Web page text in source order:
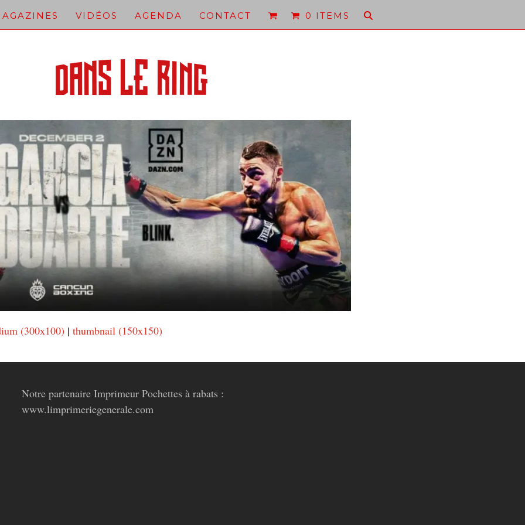
VIDÉOS AGENDA CONTACT 0 ITEMS
(300x100) |thumbnail (150x150)
Notre partenaire Imprimeur Pochettes à rabats :
www.limprimeriegenerale.com